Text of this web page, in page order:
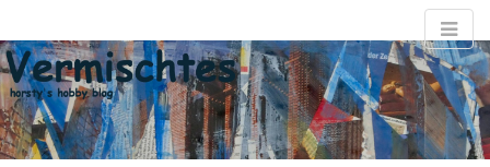
M
a
i
n
m
k
i
p
t
o